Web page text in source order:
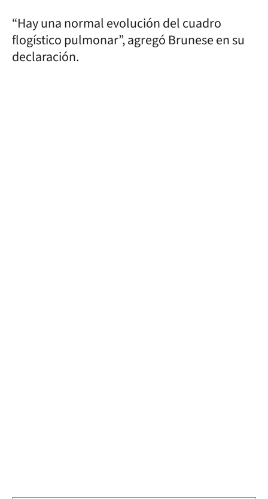
“Hay una normal evolución del cuadro
flogístico pulmonar”, agregó Brunese en su
declaración.